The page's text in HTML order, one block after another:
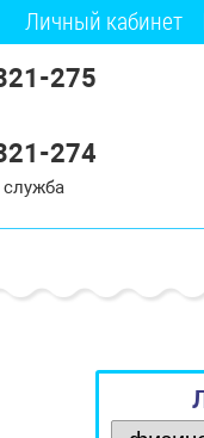
Личный кабинет
275
274